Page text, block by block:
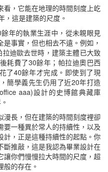
看，它能在地理的時間刻度上屹
，這是建築的尺度。
年的執業生涯中，從未親眼見
事實，但也相去不遠。例如，
迪歐去世時，建築主體已大致
耗費了30餘年；帕拉迪奧巴西
了40餘年才完成。即使到了現
簡學義先生仍用了近20年打造
aaa)設計的史博館典藏庫
漫長，但在建築的時間刻度裡卻
一種異於常人的持續性，以及
計，正是這種持續性的起點。你
斷推敲，這是我認為畢業設計在
讓你們慢慢拉大時間的尺度，超
的存在。